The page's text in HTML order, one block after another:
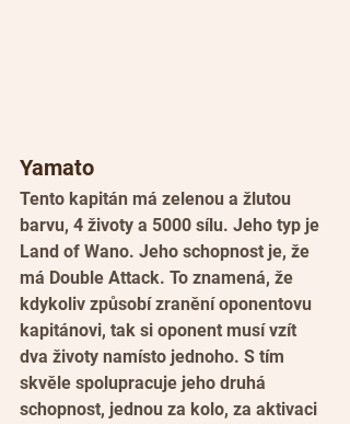
Yamato
Tento kapitán má zelenou a žlutou
barvu, 4 životy a 5000 sílu. Jeho typ je
Land of Wano. Jeho schopnost je, že
má Double Attack. To znamená, že
kdykoliv způsobí zranění oponentovu
kapitánovi, tak si oponent musí vzít
dva životy namísto jednoho. S tím
skvěle spolupracuje jeho druhá
schopnost, jednou za kolo, za aktivaci